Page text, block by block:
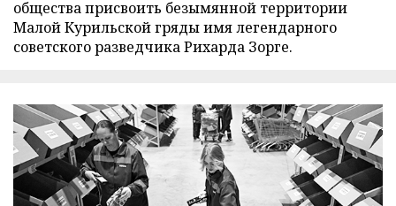
общества присвоить безымянной территории
Малой Курильской гряды имя легендарного
советского разведчика Рихарда Зорге.